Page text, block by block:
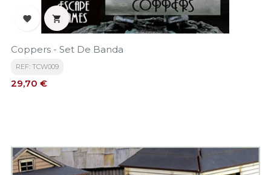
 
Coppers - Set De Banda
REF: TCW009
Precio
29,70 €